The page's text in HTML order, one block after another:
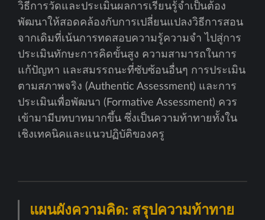
วิธีการวัดและประเมินผลการเรียนรู้จำเป็นต้อง
พัฒนาให้สอดคล้องกับการเปลี่ยนแปลงวิธีการสอน
จากเดิมที่เน้นการทดสอบความรู้ความจำ ไปสู่การ
ประเมินทักษะการคิดขั้นสูง ความสามารถในการ
แก้ปัญหา และสมรรถนะที่ซับซ้อนอื่นๆ การประเมิน
ตามสภาพจริง (Authentic Assessment) และการ
ประเมินเพื่อพัฒนา (Formative Assessment) ควร
เข้ามามีบทบาทมากขึ้น ซึ่งเป็นความท้าทายทั้งใน
เชิงเทคนิคและแนวปฏิบัติของครู
แผนผังความคิด: สรุปความท้าทาย